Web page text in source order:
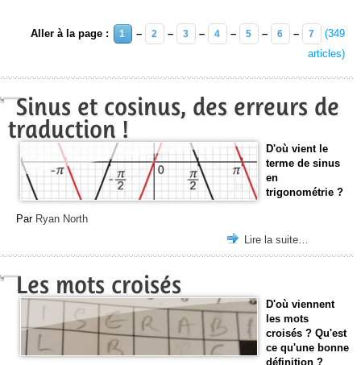
Aller à la page : 1 – 2 – 3 – 4 – 5 – 6 – 7
(349
articles)
Sinus et cosinus, des erreurs de
traduction !
D'où vient le
terme de sinus
en
trigonométrie ?
Par Ryan North
Lire la suite…
Les mots croisés
D'où viennent
les mots
croisés ? Qu'est
ce qu'une bonne
définition ?